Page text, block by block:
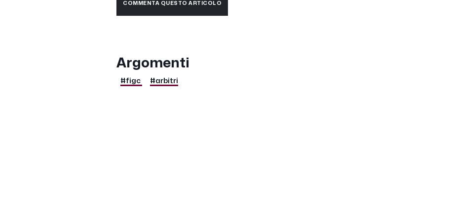
COMMENTA QUESTO ARTICOLO
Argomenti
#figc #arbitri